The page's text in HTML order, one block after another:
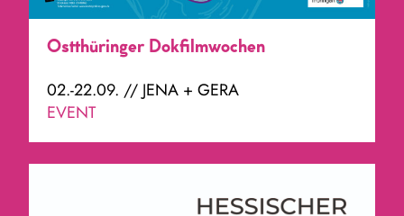
Ostthüringer Dokfilmwochen
02.-22.09. // JENA + GERA
EVENT